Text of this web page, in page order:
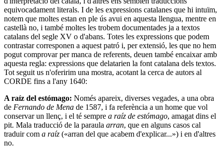
equivocadament literals. I de les expressions catalanes que hi intuïm,
notem que moltes estan en ple ús avui en aquesta llengua, mentre en
castellà no, i també moltes les trobem documentades ja a textos
catalans del segle XV o d'abans. Totes les expressions que podem
contrastar corresponen a aquest patró i, per extensió, les que no hem
pogut comprovar per manca de referents, deuen també encaixar amb
aquesta regla: expressions que delatarien la font catalana dels textos.
Tot seguit us n'oferirim una mostra, acotant la cerca de autors al
CORDE fins a l'any 1640:
A raíz del estómago: Només apareix, diverses vegades, a una obra
de Fernando de Mena de 1587, i fa referència a un home que vol
conservar un llenç, i el té sempre a raíz de estómago, amagat dins el
pit. Mala traducció de la paraula arran, que en alguns casos cal
traduir com a raíz («arran del que acabem d'explicar...») i en d'altres
no.